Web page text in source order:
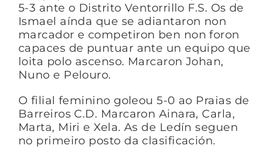
5-3 ante o Distrito Ventorrillo F.S. Os de
Ismael aínda que se adiantaron non
marcador e competiron ben non foron
capaces de puntuar ante un equipo que
loita polo ascenso. Marcaron Johan,
Nuno e Pelouro.
O filial feminino goleou 5-0 ao Praias de
Barreiros C.D. Marcaron Ainara, Carla,
Marta, Miri e Xela. As de Ledín seguen
no primeiro posto da clasificación.